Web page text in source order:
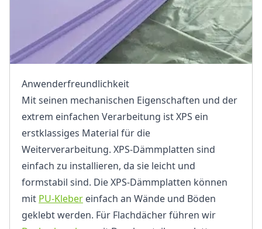
Anwenderfreundlichkeit
Mit seinen mechanischen Eigenschaften und der
extrem einfachen Verarbeitung ist XPS ein
erstklassiges Material für die
Weiterverarbeitung. XPS-Dämmplatten sind
einfach zu installieren, da sie leicht und
formstabil sind. Die XPS-Dämmplatten können
mit PU-Kleber einfach an Wände und Böden
geklebt werden. Für Flachdächer führen wir